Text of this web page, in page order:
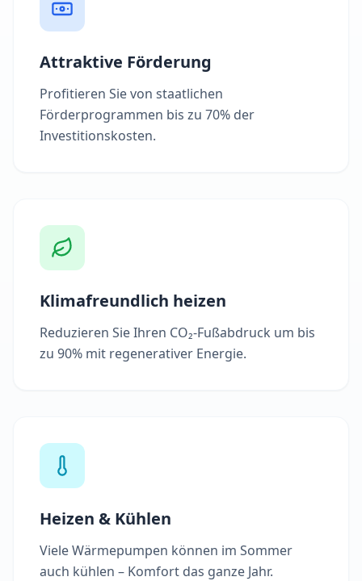
Attraktive Förderung
Profitieren Sie von staatlichen
Förderprogrammen bis zu 70% der
Investitionskosten.
Klimafreundlich heizen
Reduzieren Sie Ihren CO₂-Fußabdruck um bis
zu 90% mit regenerativer Energie.
Heizen & Kühlen
Viele Wärmepumpen können im Sommer
auch kühlen – Komfort das ganze Jahr.